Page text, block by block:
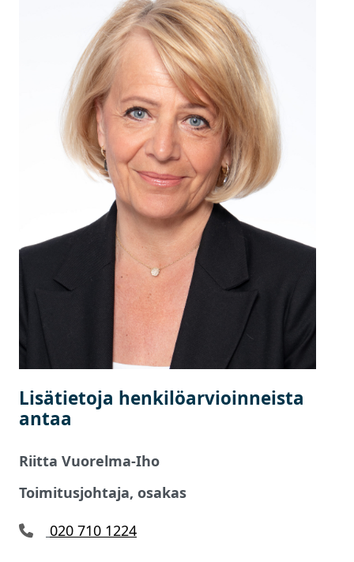
Lisätietoja henkilöarvioinneista
antaa
Riitta Vuorelma-Iho
Toimitusjohtaja, osakas
020 710 1224